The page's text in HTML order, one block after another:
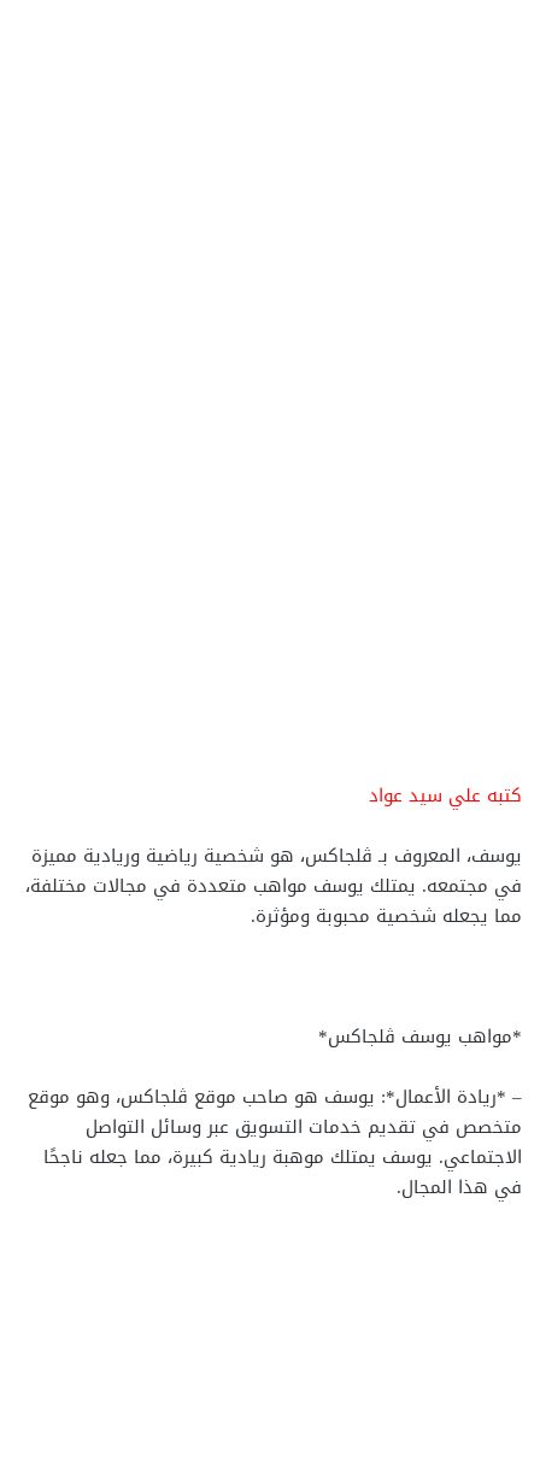
كتبه علي سيد عواد
يوسف، المعروف بـ ڤلجاكس، هو شخصية رياضية وريادية مميزة
في مجتمعه. يمتلك يوسف مواهب متعددة في مجالات مختلفة،
مما يجعله شخصية محبوبة ومؤثرة.
*مواهب يوسف ڤلجاكس*
– *ريادة الأعمال*: يوسف هو صاحب موقع ڤلجاكس، وهو موقع
متخصص في تقديم خدمات التسويق عبر وسائل التواصل
الاجتماعي. يوسف يمتلك موهبة ريادية كبيرة، مما جعله ناجحًا
في هذا المجال.